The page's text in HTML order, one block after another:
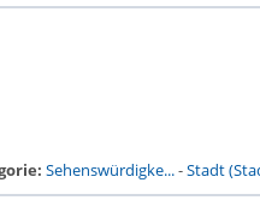
Sehenswürdigke...-Stadt